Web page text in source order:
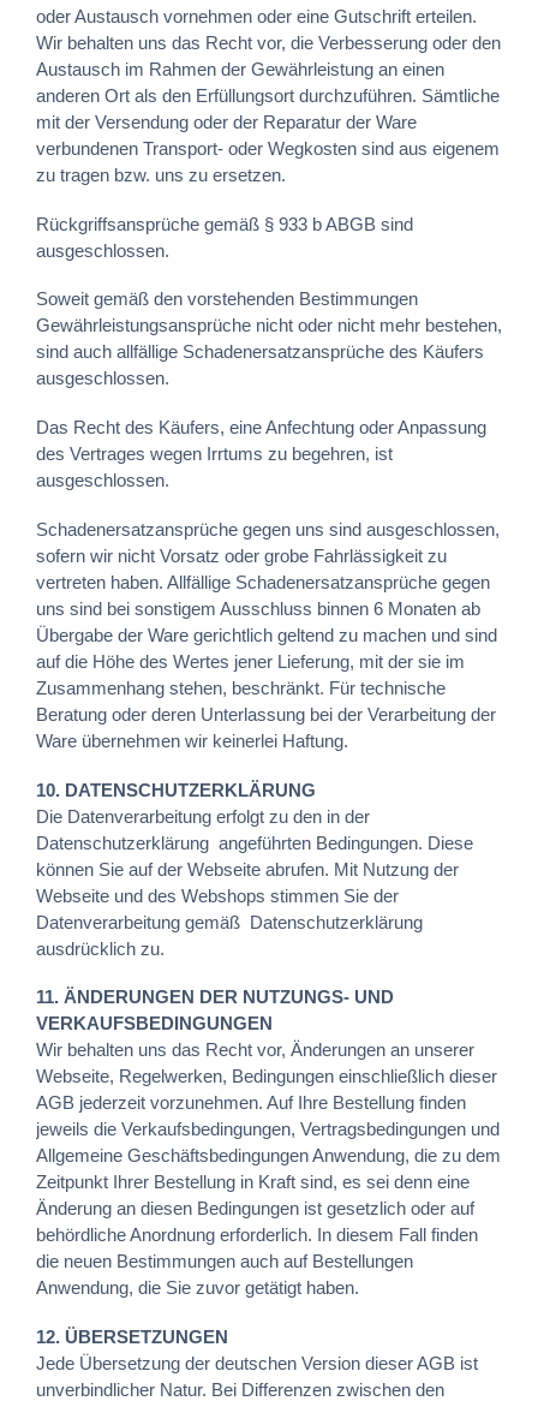
oder Austausch vornehmen oder eine Gutschrift erteilen.
Wir behalten uns das Recht vor, die Verbesserung oder den
Austausch im Rahmen der Gewährleistung an einen
anderen Ort als den Erfüllungsort durchzuführen. Sämtliche
mit der Versendung oder der Reparatur der Ware
verbundenen Transport- oder Wegkosten sind aus eigenem
zu tragen bzw. uns zu ersetzen.
Rückgriffsansprüche gemäß § 933 b ABGB sind
ausgeschlossen.
Soweit gemäß den vorstehenden Bestimmungen
Gewährleistungsansprüche nicht oder nicht mehr bestehen,
sind auch allfällige Schadenersatzansprüche des Käufers
ausgeschlossen.
Das Recht des Käufers, eine Anfechtung oder Anpassung
des Vertrages wegen Irrtums zu begehren, ist
ausgeschlossen.
Schadenersatzansprüche gegen uns sind ausgeschlossen,
sofern wir nicht Vorsatz oder grobe Fahrlässigkeit zu
vertreten haben. Allfällige Schadenersatzansprüche gegen
uns sind bei sonstigem Ausschluss binnen 6 Monaten ab
Übergabe der Ware gerichtlich geltend zu machen und sind
auf die Höhe des Wertes jener Lieferung, mit der sie im
Zusammenhang stehen, beschränkt. Für technische
Beratung oder deren Unterlassung bei der Verarbeitung der
Ware übernehmen wir keinerlei Haftung.
10. DATENSCHUTZERKLÄRUNG
Die Datenverarbeitung erfolgt zu den in der
Datenschutzerklärung angeführten Bedingungen. Diese
können Sie auf der Webseite abrufen. Mit Nutzung der
Webseite und des Webshops stimmen Sie der
Datenverarbeitung gemäß Datenschutzerklärung
ausdrücklich zu.
11. ÄNDERUNGEN DER NUTZUNGS- UND
VERKAUFSBEDINGUNGEN
Wir behalten uns das Recht vor, Änderungen an unserer
Webseite, Regelwerken, Bedingungen einschließlich dieser
AGB jederzeit vorzunehmen. Auf Ihre Bestellung finden
jeweils die Verkaufsbedingungen, Vertragsbedingungen und
Allgemeine Geschäftsbedingungen Anwendung, die zu dem
Zeitpunkt Ihrer Bestellung in Kraft sind, es sei denn eine
Änderung an diesen Bedingungen ist gesetzlich oder auf
behördliche Anordnung erforderlich. In diesem Fall finden
die neuen Bestimmungen auch auf Bestellungen
Anwendung, die Sie zuvor getätigt haben.
12. ÜBERSETZUNGEN
Jede Übersetzung der deutschen Version dieser AGB ist
unverbindlicher Natur. Bei Differenzen zwischen den